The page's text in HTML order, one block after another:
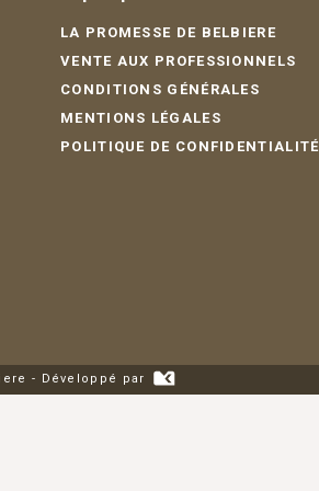
LA PROMESSE DE BELBIERE
VENTE AUX PROFESSIONNELS
CONDITIONS GÉNÉRALES
MENTIONS LÉGALES
POLITIQUE DE CONFIDENTIALITÉ
- Développé par